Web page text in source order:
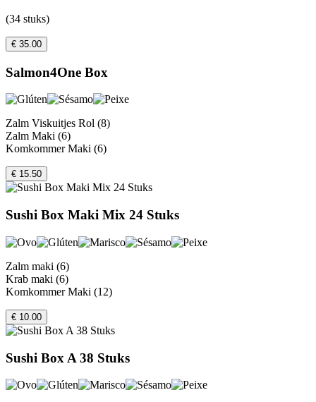
(34 stuks)
€ 35.00
Salmon4One Box
Zalm Viskuitjes Rol (8)
Zalm Maki (6)
Komkommer Maki (6)
€ 15.50
Sushi Box Maki Mix 24 Stuks
Zalm maki (6)
Krab maki (6)
Komkommer Maki (12)
€ 10.00
Sushi Box A 38 Stuks